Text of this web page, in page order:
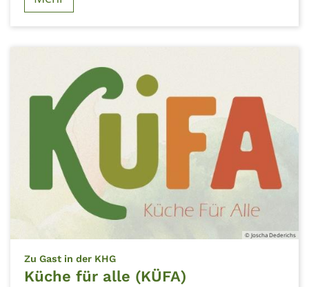
© Joscha Dederichs
Zu Gast in der KHG:
Küche für alle (KÜFA)